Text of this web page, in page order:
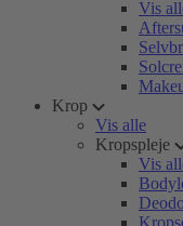
Vis
Krop
Vis alle
Kropspleje
Vis